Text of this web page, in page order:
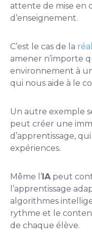
attente de mise en
d’enseignement.
C’est le cas de la
amener n’importe
environnement à
qui nous aide à le
Un autre exemple
peut créer une
d’apprentissage,
expériences.
Même l’IA peut
l’apprentissage
algorithmes
rythme et le
de chaque élève.